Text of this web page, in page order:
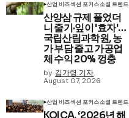
산업 비즈섹션 포커스소셜 트렌드
산양삼 규제 풀었더
니 줄기·잎이 '효자'…
국립산림과학원, 농
가 부담 줄고 가공업
체 수익 20% 껑충
by 김가령 기자
August 07, 2026
산업 비즈섹션 포커스소셜 트렌드
KOICA, ‘2026년 해